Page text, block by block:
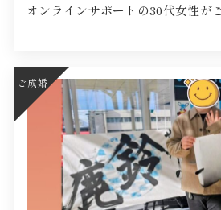
オンラインサポートの30代女性が
ご成婚